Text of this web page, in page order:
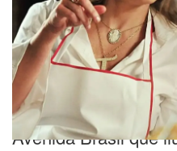
Expectativa
¿Se viene la
Avenida Brasil que